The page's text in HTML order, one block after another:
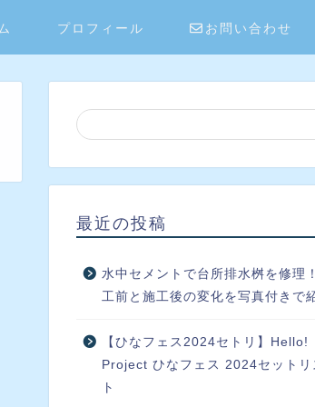
プロフィール お問い合わせ
最近の投稿
水中セメントで台所排水桝を修理
工前と施工後の変化を写真付きで
【ひなフェス2024セトリ】Hello!
Project ひなフェス 2024セットリ
ト